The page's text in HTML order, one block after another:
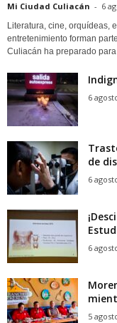
Mi Ciudad Culiacán - 6
Literatura, cine, orquídeas,
entretenimiento forman
Culiacán ha preparado
6
de
6
6
5